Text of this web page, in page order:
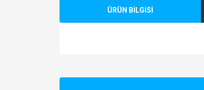
ÜRÜN BİLGİSİ